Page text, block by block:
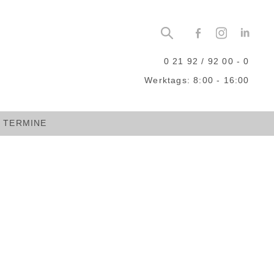
0 21 92 / 92 00 - 0
Werktags: 8:00 - 16:00
TERMINE